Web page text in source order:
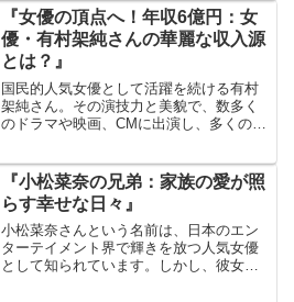
ついても情報が錯綜し、真相は闇の中で
す。出典元：倉木麻衣この記...
『女優の頂点へ！年収6億円：女
優・有村架純さんの華麗な収入源
とは？』
国民的人気女優として活躍を続ける有村
架純さん。その演技力と美貌で、数多く
のドラマや映画、CMに出演し、多くのフ
活動を始めた有村架純さんは、2013年の
NHK連続テレビ小...
『小松菜奈の兄弟：家族の愛が照
らす幸せな日々』
小松菜奈さんという名前は、日本のエン
ターテイメント界で輝きを放つ人気女優
として知られています。しかし、彼女の